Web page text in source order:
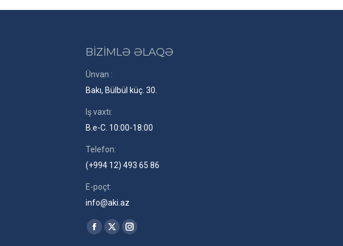
BİZİMLƏ ƏLAQƏ
Ünvan :
Bakı, Bülbül küç. 30.
Iş vaxtı:
B.e-C. 10:00-18:00
Telefon:
(+994 12) 493 65 86
E-poçt:
info@aki.az
Find us on:
Facebook
X
Instagram